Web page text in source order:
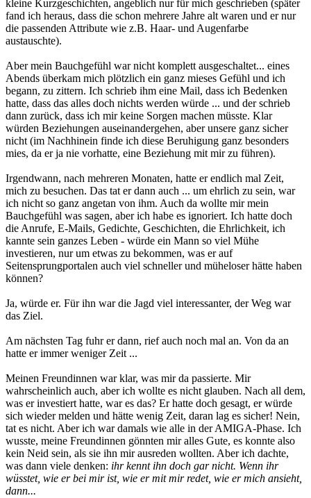
kleine Kurzgeschichten, angeblich nur für mich geschrieben (später
fand ich heraus, dass die schon mehrere Jahre alt waren und er nur
die passenden Attribute wie z.B. Haar- und Augenfarbe
austauschte).
Aber mein Bauchgefühl war nicht komplett ausgeschaltet... eines
Abends überkam mich plötzlich ein ganz mieses Gefühl und ich
begann, zu zittern. Ich schrieb ihm eine Mail, dass ich Bedenken
hatte, dass das alles doch nichts werden würde ... und der schrieb
dann zurück, dass ich mir keine Sorgen machen müsste. Klar
würden Beziehungen auseinandergehen, aber unsere ganz sicher
nicht (im Nachhinein finde ich diese Beruhigung ganz besonders
mies, da er ja nie vorhatte, eine Beziehung mit mir zu führen).
Irgendwann, nach mehreren Monaten, hatte er endlich mal Zeit,
mich zu besuchen. Das tat er dann auch ... um ehrlich zu sein, war
ich nicht so ganz angetan von ihm. Auch da wollte mir mein
Bauchgefühl was sagen, aber ich habe es ignoriert. Ich hatte doch
die Anrufe, E-Mails, Gedichte, Geschichten, die Ehrlichkeit, ich
kannte sein ganzes Leben - würde ein Mann so viel Mühe
investieren, nur um etwas zu bekommen, was er auf
Seitensprungportalen auch viel schneller und müheloser hätte haben
können?
Ja, würde er. Für ihn war die Jagd viel interessanter, der Weg war
das Ziel.
Am nächsten Tag fuhr er dann, rief auch noch mal an. Von da an
hatte er immer weniger Zeit ...
Meinen Freundinnen war klar, was mir da passierte. Mir
wahrscheinlich auch, aber ich wollte es nicht glauben. Nach all dem,
was er investiert hatte, war es das? Er hatte doch gesagt, er würde
sich wieder melden und hätte wenig Zeit, daran lag es sicher! Nein,
tat es nicht. Aber ich war damals wie alle in der AMIGA-Phase. Ich
wusste, meine Freundinnen gönnten mir alles Gute, es konnte also
kein Neid sein, als sie ihn mir ausreden wollten. Aber ich dachte,
was dann viele denken: ihr kennt ihn doch gar nicht. Wenn ihr
wüsstet, wie er bei mir ist, wie er mit mir redet, wie er mich ansieht,
dann...